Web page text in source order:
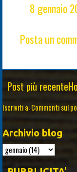
8 gennaio
Posta un
Post più recente
Iscriviti a:Commenti sul
Archivio blog